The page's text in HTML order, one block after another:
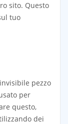
sito. Questo
tuo
pezzo
per
questo,
dei